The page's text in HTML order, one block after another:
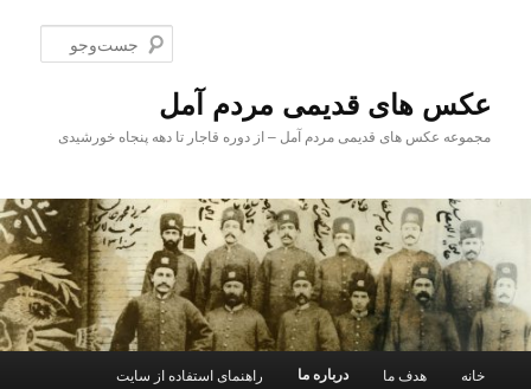
عکس های قدیمی مردم آمل
مجموعه عکس های قدیمی مردم آمل – از دوره قاجار تا دهه پنجاه خورشیدی
خانه هدف ما درباره ما راهنمای استفاده از سایت